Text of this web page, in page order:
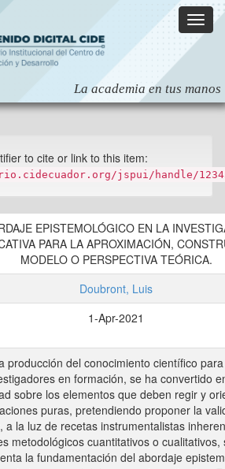
to cite or link to this item:
jspui/handle/
EPISTEMOLÓGICO EN LA
PARA LA APROXIMACIÓN,
MODELO O PERSPECTIVA TEÓRICA.
Doubront, Luis
1-Apr-2021
producción del conocimiento científico
en formación, se ha convertido
sobre los elementos que deben regir y
puras, pretendiendo proponer la
a la luz de recetas instrumentalistas
metodológicos cuantitativos o cualitativos,
la fundamentación del abordaje